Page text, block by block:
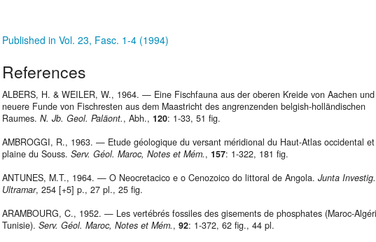
Published in Vol. 23, Fasc. 1-4 (1994)
References
ALBERS, H. & WEILER, W., 1964. — Eine Fischfauna aus der oberen Kreide von Aachen und
neuere Funde von Fischresten aus dem Maastricht des angrenzenden belgish-holländischen
Raumes. N. Jb. Geol. Paläont., Abh., 120: 1-33, 51 fig.
AMBROGGI, R., 1963. — Etude géologique du versant méridional du Haut-Atlas occidental
plaine du Souss. Serv. Géol. Maroc, Notes et Mém., 157: 1-322, 181 fig.
ANTUNES, M.T., 1964. — O Neocretacico e o Cenozoico do littoral de Angola. Junta Investig.
Ultramar, 254 [+5] p., 27 pl., 25 fig.
ARAMBOURG, C., 1952. — Les vertébrés fossiles des gisements de phosphates (Maroc-
Tunisie). Serv. Géol. Maroc, Notes et Mém., 92: 1-372, 62 fig., 44 pl.